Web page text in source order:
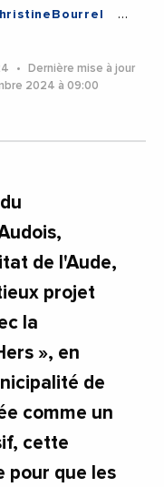
Dernière mise à jour
2024 à 09:00
de l'Aude,
projet
la
», en
de
comme un
cette
pour que les